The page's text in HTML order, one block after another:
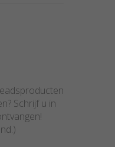
Schrijf u in